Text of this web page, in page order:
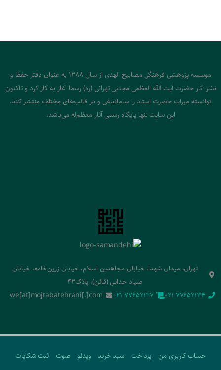
موسسه پژوهشی فرهنگی مصابیح الهدی از سال 1388 به عنوان دفتر حفظ و
نشر آثار حضرت آیت الله العظمی مجتبی تهرانی (ره) رسما آغاز به کار کرد و تاکنون
توانسته میراث حضرت استاد را ساماندهی و در قالب‌های مختلف منتشر کند.
این سایت تنها پایگاه رسمی آثار معظم‌له می‌باشد.
تهران، میدان شهدا، خیابان مجاهدین اسلام، خیابان زرین‌خامه، خیابان
صیاد خدایی (قائن)، پلاک43
‭021 77652134‬
‭021 77652137‬
we[at]mojtabatehrani[.]com
حساب کاربری من پرداخت سبد خرید ویدئو صوت
ثبت شکایات